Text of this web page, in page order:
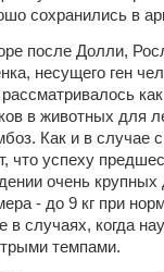
сохранились в
после Долли,
несущего ген
в животных для
Как и в случае
что успеху
очень
- до 9 кг при
в случаях, когда
темпами.